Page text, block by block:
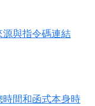
源與指令碼連結
間和函式本身時